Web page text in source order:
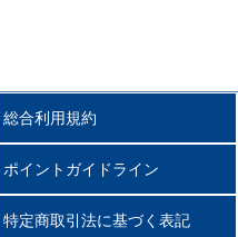
総合利用規約
ポイントガイドライン
特定商取引法に基づく表記